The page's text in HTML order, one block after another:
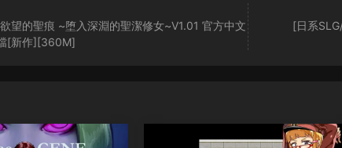
望的聖痕 ~堕入深淵的聖潔修女~V1.01 官方中文
[新作][360M]
[日系